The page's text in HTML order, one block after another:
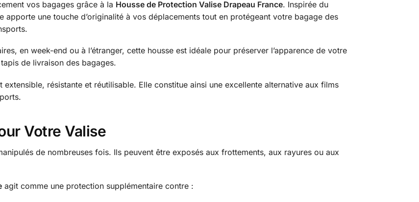
vos bagages grâce à la Housse de Protection Valise Drapeau France. Inspirée du
une touche d’originalité à vos déplacements tout en protégeant votre bagage des
en week-end ou à l’étranger, cette housse est idéale pour préserver l’apparence de votre
de livraison des bagages.
extensible, résistante et réutilisable. Elle constitue ainsi une excellente alternative aux films
Votre Valise
de nombreuses fois. Ils peuvent être exposés aux frottements, aux rayures ou aux
agit comme une protection supplémentaire contre :